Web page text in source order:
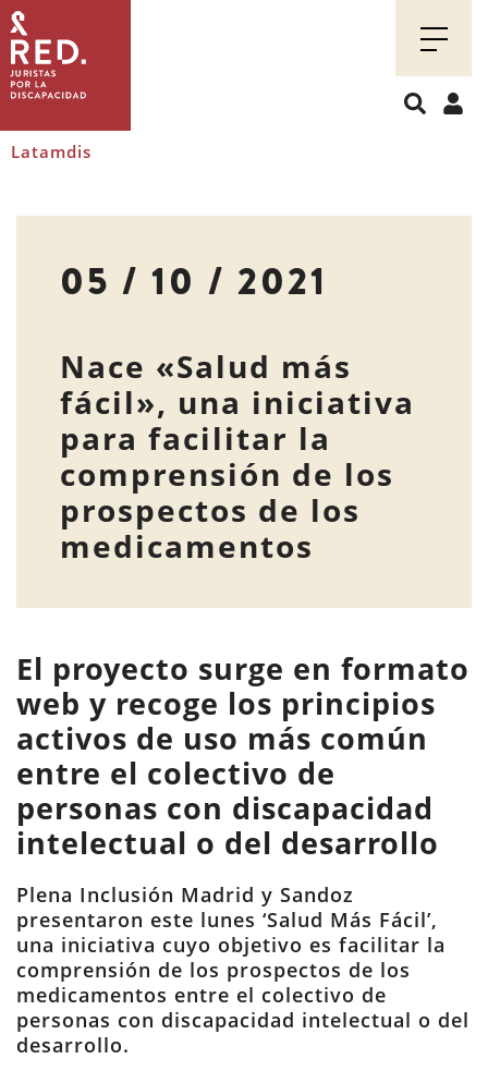
Juristas
por
la
discapacidad
Latamdis
05 / 10 / 2021
Nace «Salud más
fácil», una iniciativa
para facilitar la
comprensión de los
prospectos de los
medicamentos
El proyecto surge en formato
web y recoge los principios
activos de uso más común
entre el colectivo de
personas con discapacidad
intelectual o del desarrollo
Plena Inclusión Madrid y Sandoz
presentaron este lunes ‘Salud Más Fácil’,
una iniciativa cuyo objetivo es facilitar la
comprensión de los prospectos de los
medicamentos entre el colectivo de
personas con discapacidad intelectual o del
desarrollo.